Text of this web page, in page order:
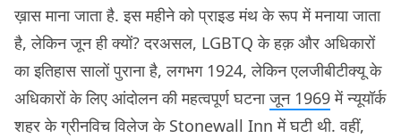
ख़ास माना जाता है. इस महीने को प्राइड मंथ के रूप में मनाया जाता
है, लेकिन जून ही क्यों? दरअसल, LGBTQ के हक़ और अधिकारों
का इतिहास सालों पुराना है, लगभग 1924, लेकिन एलजीबीटीक्यू के
अधिकारों के लिए आंदोलन की महत्वपूर्ण घटनाजून 1969में न्यूयॉर्क
शहर के ग्रीनविच विलेज के Stonewall Inn में घटी थी. वहीं,